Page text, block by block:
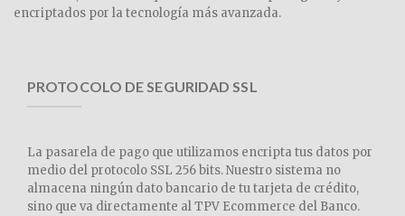
encriptados por la tecnología más avanzada.
PROTOCOLO DE SEGURIDAD SSL
La pasarela de pago que utilizamos encripta tus datos por
medio del protocolo SSL 256 bits. Nuestro sistema no
almacena ningún dato bancario de tu tarjeta de crédito,
sino que va directamente al TPV Ecommerce del Banco.